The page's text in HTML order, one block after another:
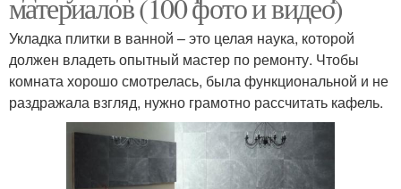
Укладка плитки в ванной – это целая наука, которой
должен владеть опытный мастер по ремонту. Чтобы
комната хорошо смотрелась, была функциональной и не
раздражала взгляд, нужно грамотно рассчитать кафель.